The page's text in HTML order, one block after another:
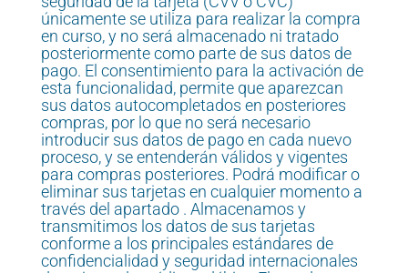
únicamente se utiliza para realizar la compra
en curso, y no será almacenado ni tratado
posteriormente como parte de sus datos de
pago. El consentimiento para la activación de
esta funcionalidad, permite que aparezcan
sus datos autocompletados en posteriores
compras, por lo que no será necesario
introducir sus datos de pago en cada nuevo
proceso, y se entenderán válidos y vigentes
para compras posteriores. Podrá modificar o
eliminar sus tarjetas en cualquier momento a
través del apartado . Almacenamos y
transmitimos los datos de sus tarjetas
conforme a los principales estándares de
confidencialidad y seguridad internacionales